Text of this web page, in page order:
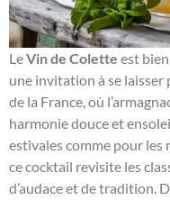
LeVin de Colette est bien
une invitation à se
de la France, où
harmonie douce et
estivales comme pour les
ce cocktail revisite les
d’audace et de tradition.